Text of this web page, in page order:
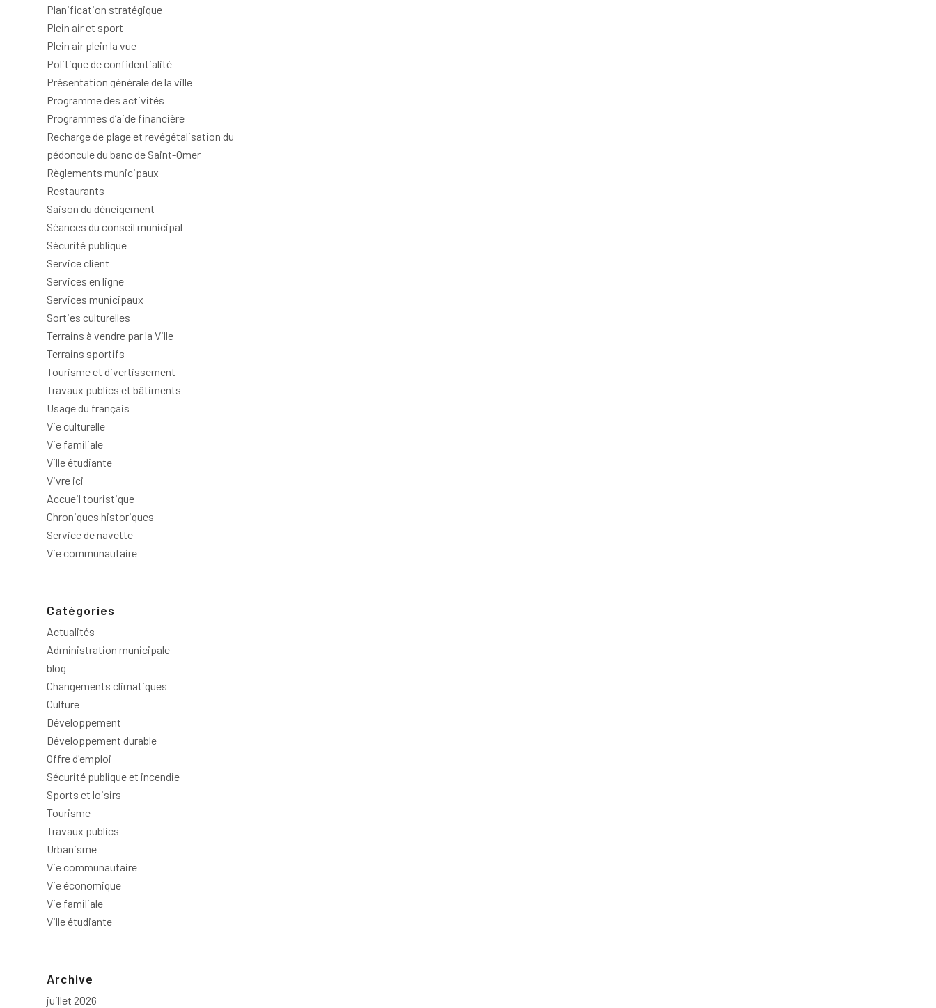
Planification stratégique
Plein air et sport
Plein air plein la vue
Politique de confidentialité
Présentation générale de la ville
Programme des activités
Programmes d’aide financière
Recharge de plage et revégétalisation du
pédoncule du banc de Saint-Omer
Règlements municipaux
Restaurants
Saison du déneigement
Séances du conseil municipal
Sécurité publique
Service client
Services en ligne
Services municipaux
Sorties culturelles
Terrains à vendre par la Ville
Terrains sportifs
Tourisme et divertissement
Travaux publics et bâtiments
Usage du français
Vie culturelle
Vie familiale
Ville étudiante
Vivre ici
Accueil touristique
Chroniques historiques
Service de navette
Vie communautaire
Catégories
Actualités
Administration municipale
blog
Changements climatiques
Culture
Développement
Développement durable
Offre d'emploi
Sécurité publique et incendie
Sports et loisirs
Tourisme
Travaux publics
Urbanisme
Vie communautaire
Vie économique
Vie familiale
Ville étudiante
Archive
juillet 2026